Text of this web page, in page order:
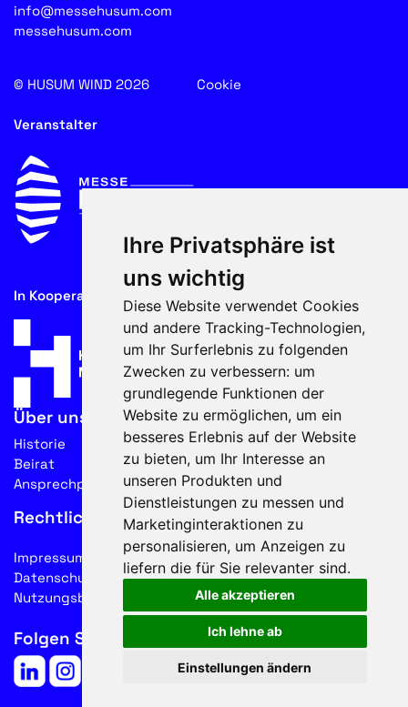
Ihre Privatsphäre ist
uns wichtig
Diese Website verwendet Cookies
und andere Tracking-Technologien,
um Ihr Surferlebnis zu folgenden
Zwecken zu verbessern: um
grundlegende Funktionen der
Website zu ermöglichen, um ein
besseres Erlebnis auf der Website
zu bieten, um Ihr Interesse an
unseren Produkten und
Dienstleistungen zu messen und
Marketinginteraktionen zu
personalisieren, um Anzeigen zu
liefern die für Sie relevanter sind.
Alle akzeptieren
Ich lehne ab
Einstellungen ändern
info@messehusum.com
messehusum.com
© HUSUM WIND 2026 Cookie
Veranstalter
In Kooperation mit
Über uns
Historie
Beirat
Ansprechpartner
Rechtliches
Impressum
Datenschutz
Nutzungsbedingungen
Folgen Sie uns auf Social Media